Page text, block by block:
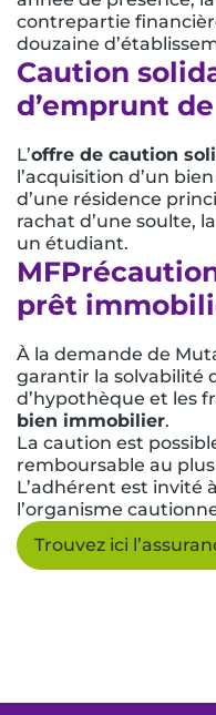
contrepartie
douzaine
Caution
d’emprunt
L’offre de caution
l’acquisition d’un
d’une résidence
rachat d’une soulte,
un étudiant.
prêt
À la demande de
garantir la solvabilité
d’hypothèque et les
bien immobilier.
La caution est
remboursable au
L’adhérent est invité
l’organisme
Trouvez ici